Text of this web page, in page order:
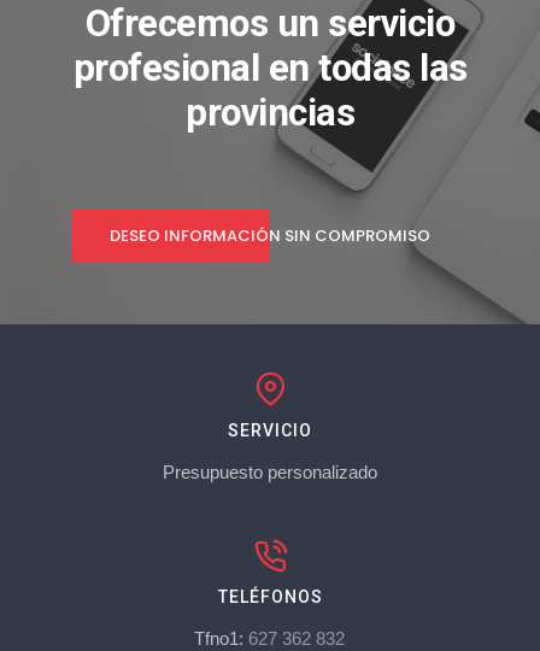
Ofrecemos un servicio
profesional en todas las
provincias
DESEO INFORMACIÓN SIN COMPROMISO
SERVICIO
Presupuesto personalizado
TELÉFONOS
Tfno1: 627 362 832